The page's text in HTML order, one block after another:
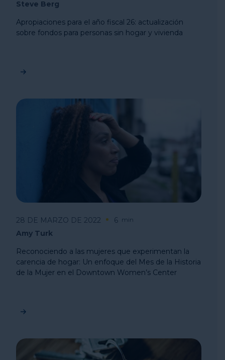
Steve Berg
Apropiaciones para el año fiscal 26: actualización
sobre fondos para personas sin hogar y vivienda
28 DE MARZO DE 2022 6 min
Amy Turk
Reconociendo a las mujeres que experimentan la
carencia de hogar: Un enfoque del Mes de la Historia
de la Mujer en el Downtown Women’s Center